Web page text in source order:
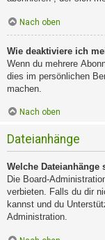
Nach oben
Wie deaktiviere ich
Wenn du mehrere
dies im persönlichen
machen.
Nach oben
Dateianhänge
Welche
Die Board-
verbieten. Falls du dir
kannst und du
Administration.